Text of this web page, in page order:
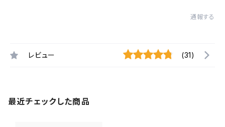
通報する
レビュー (31)
最近チェックした商品